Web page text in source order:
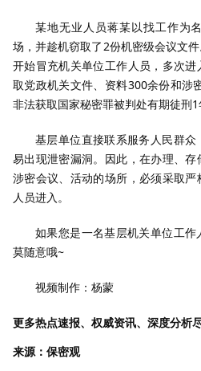
某地无业人员蒋某以找工作为
场，并趁机窃取了2份机密级会议文
开始冒充机关单位工作人员，多次
取党政机关文件、资料300余份和涉
非法获取国家秘密罪被判处有期徒刑1
基层单位直接联系服务人民群
易出现泄密漏洞。因此，在办理、
涉密会议、活动的场所，必须采取
人员进入。
如果您是一名基层机关单位工
莫随意哦~
视频制作：杨蒙
更多热点速报、权威资讯、深度分析
来源：保密观